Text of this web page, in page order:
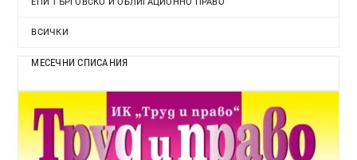
ЕПИ ТЪРГОВСКО И ОБЛИГАЦИОННО ПРАВО
ВСИЧКИ
МЕСЕЧНИ СПИСАНИЯ